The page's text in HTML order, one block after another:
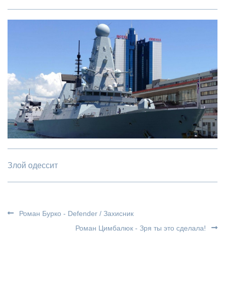
Злой одессит
Роман Бурко - Defender / Захисник
Роман Цимбалюк - Зря ты это сделала!